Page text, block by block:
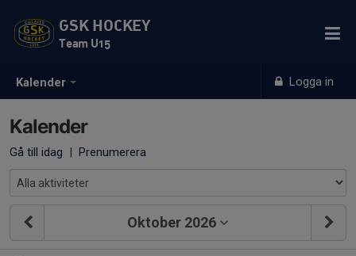
Kalender Logga in
GSK HOCKEY
Team U15
Kalender
Gå till idag | Prenumerera
Oktober 2026